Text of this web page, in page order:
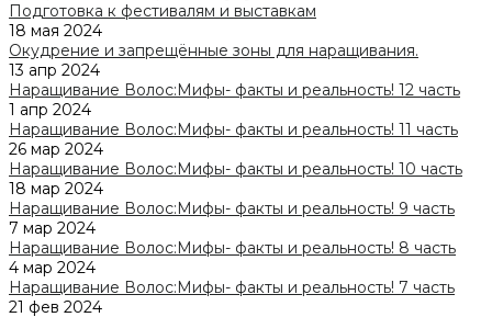
Подготовка к фестивалям и выставкам
18 мая 2024
Окудрение и запрещённые зоны для наращивания.
13 апр 2024
Наращивание Волос:Мифы- факты и реальность! 12 часть
1 апр 2024
Наращивание Волос:Мифы- факты и реальность! 11 часть
26 мар 2024
Наращивание Волос:Мифы- факты и реальность! 10 часть
18 мар 2024
Наращивание Волос:Мифы- факты и реальность! 9 часть
7 мар 2024
Наращивание Волос:Мифы- факты и реальность! 8 часть
4 мар 2024
Наращивание Волос:Мифы- факты и реальность! 7 часть
21 фев 2024